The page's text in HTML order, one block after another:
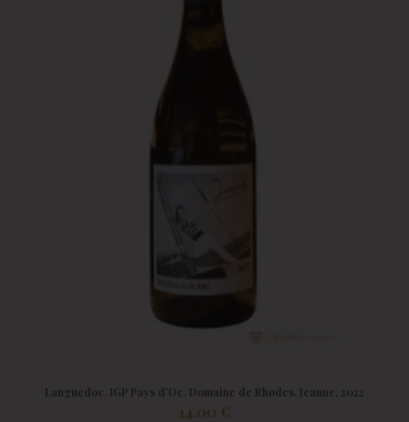
Languedoc, IGP Pays d’Oc, Domaine de Rhodes, Jeanne, 2022
14,00 €